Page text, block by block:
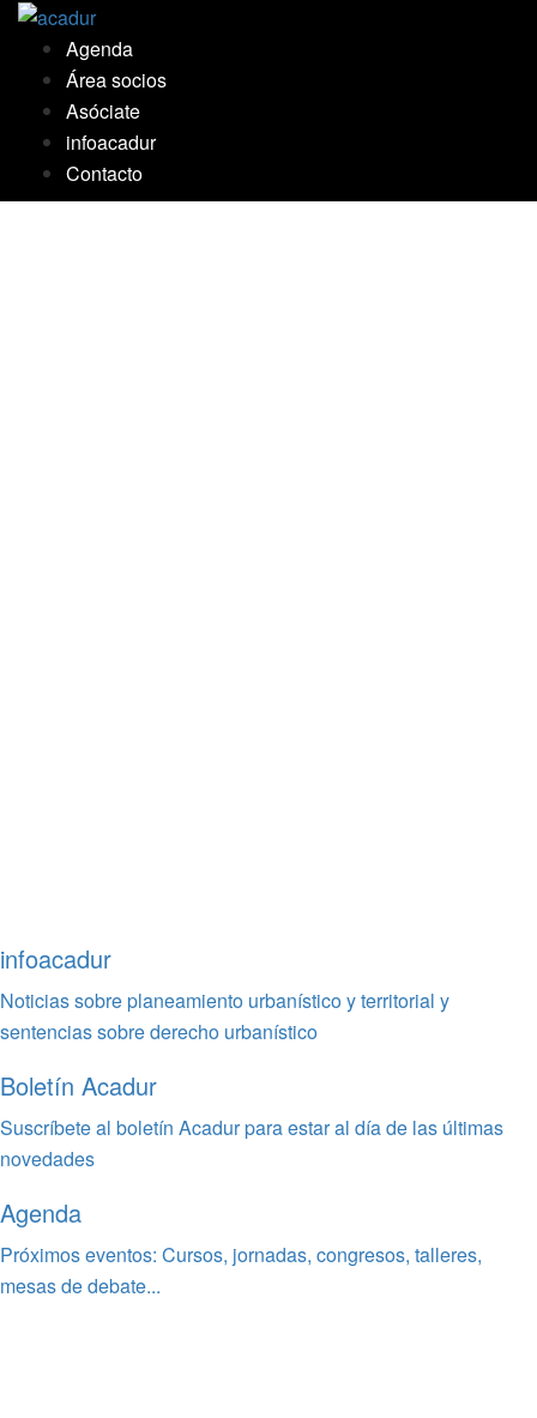
Saltar
contenido
Agenda
Área socios
Asóciate
infoacadur
Contacto
infoacadur
Noticias sobre planeamiento urbanístico y territorial y
sentencias sobre derecho urbanístico
Boletín Acadur
Suscríbete al boletín Acadur para estar al día de las últimas
novedades
Agenda
Próximos eventos: Cursos, jornadas, congresos, talleres,
mesas de debate...